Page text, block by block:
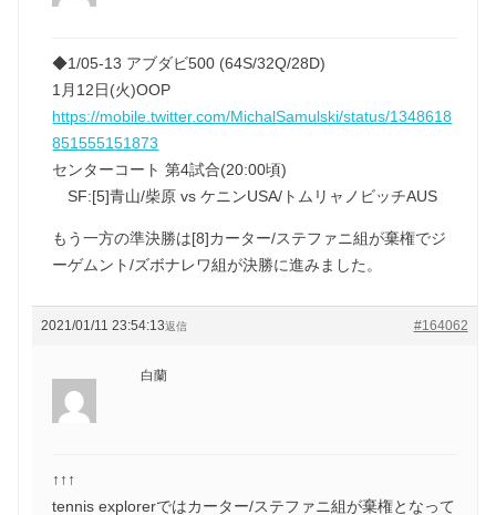
◆1/05-13 アブダビ500 (64S/32Q/28D)
1月12日(火)OOP
https://mobile.twitter.com/MichalSamulski/status/1348618
851555151873
センターコート 第4試合(20:00頃)
SF:[5]青山/柴原 vs ケニンUSA/トムリャノビッチAUS
もう一方の準決勝は[8]カーター/ステファニ組が棄権でジ
ーゲムント/ズボナレワ組が決勝に進みました。
2021/01/11 23:54:13 #164062
返信
白蘭
↑↑↑
tennis explorerではカーター/ステファニ組が棄権となって